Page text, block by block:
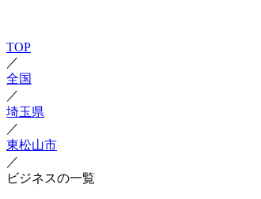
TOP
／
全国
／
埼玉県
／
東松山市
／
ビジネスの一覧